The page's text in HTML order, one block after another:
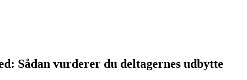
Sådan vurderer du deltagernes udbytte